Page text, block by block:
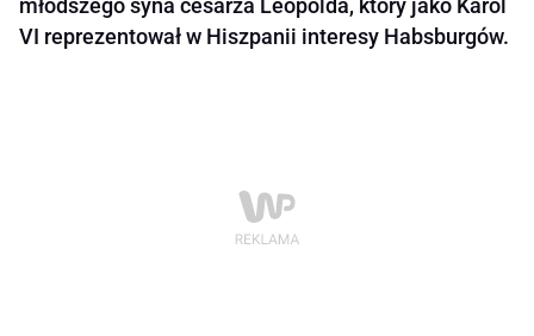
młodszego syna cesarza Leopolda, który jako Karol
VI reprezentował w Hiszpanii interesy Habsburgów.